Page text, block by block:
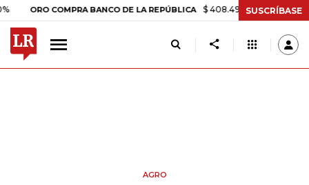
COMPRA BANCO DE LA REPÚBLICA $ 408.498,97 +$ 8.753,81
SUSCRÍBASE
AGRO